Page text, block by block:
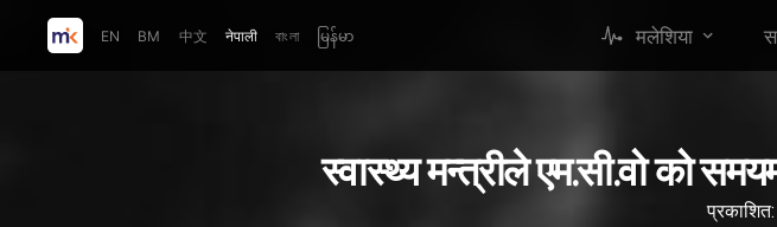
EN BM 中文 नेपाली বাংলা မြန်မာ मलेशिया
स्वास्थ्य मन्त्रीले एम.सी.वो को